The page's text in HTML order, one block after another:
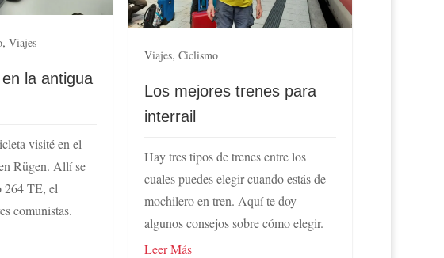
,Viajes
la antigua
visité en el
Rügen. Allí se
264 TE, el
comunistas.
Viajes, Ciclismo
Los mejores trenes para
interrail
Hay tres tipos de trenes entre los
cuales puedes elegir cuando estás de
mochilero en tren. Aquí te doy
algunos consejos sobre cómo elegir.
Leer Más